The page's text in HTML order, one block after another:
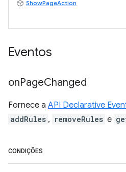
ShowPageAction
Eventos
onPageChanged
Fornece a API Declarative
addRules , removeRules e
CONDIÇÕES